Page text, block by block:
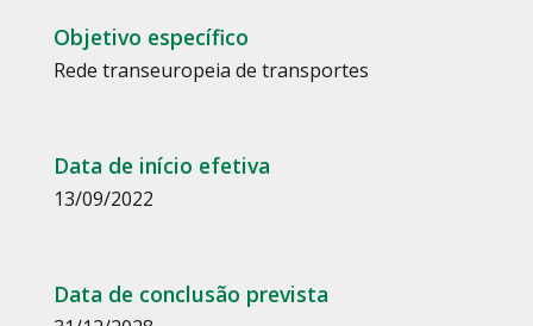
Objetivo específico
Rede transeuropeia de transportes
Data de início efetiva
13/09/2022
Data de conclusão prevista